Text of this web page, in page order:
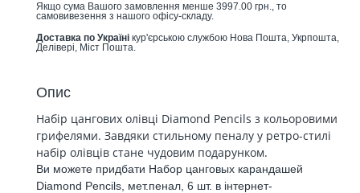
Якщо сума Вашого замовлення менше 3997.00 грн., то
самовивезення з нашого офісу-складу.
Доставка по Україні кур'єрською службою Нова Пошта, Укрпошта,
Делівері, Міст Пошта.
Опис
Набір цангових олівці Diamond Pencils з кольоровими
грифелями. Завдяки стильному пеналу у ретро-стилі
набір олівців стане чудовим подарунком.
Ви можете придбати Набор цанговых карандашей
Diamond Pencils, мет.пенал, 6 шт. в інтернет-